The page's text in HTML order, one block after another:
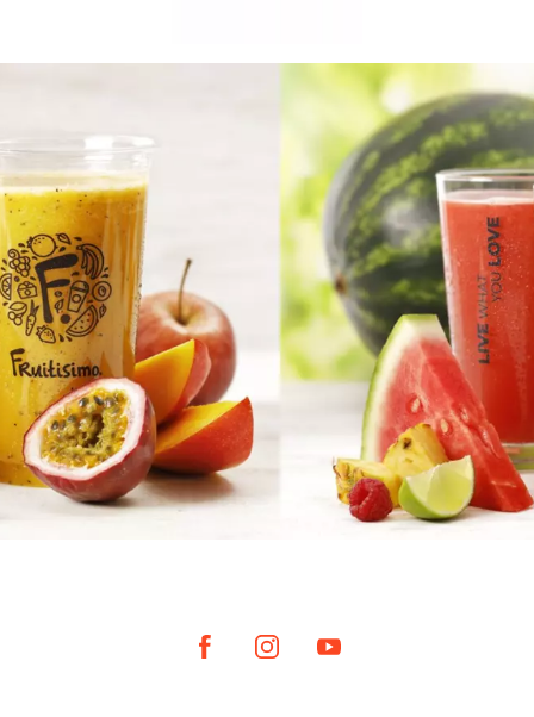
Seznam NC